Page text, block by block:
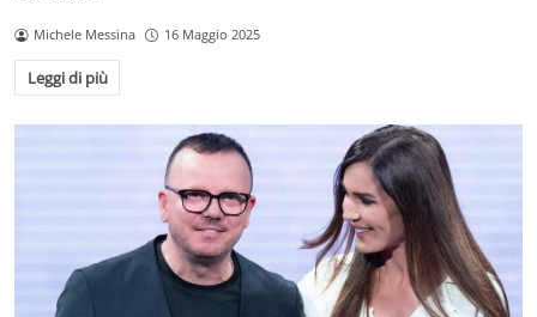
Michele Messina 16 Maggio 2025
Leggi di più